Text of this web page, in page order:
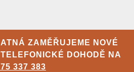
ZAMĚŘUJEME NOVÉ
DOHODĚ NA
337 383